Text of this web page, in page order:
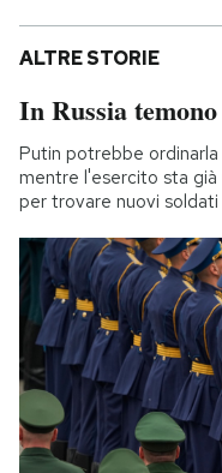
ALTRE STORIE
In Russia
Putin potrebbe
mentre l'esercito sta
per trovare nuovi soldati